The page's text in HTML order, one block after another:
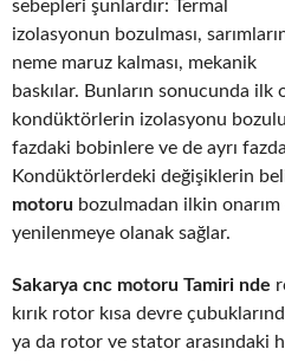
sebepleri şunlardır: Termal
izolasyonun bozulması,
neme maruz kalması, mekanik
baskılar. Bunların sonucunda ilk
kondüktörlerin izolasyonu
fazdaki bobinlere ve de ayrı
Kondüktörlerdeki değişiklerin
motoru bozulmadan ilkin
yenilenmeye olanak sağlar.
Sakarya cnc motoru Tamiri nde
kırık rotor kısa devre
ya da rotor ve stator arasındaki